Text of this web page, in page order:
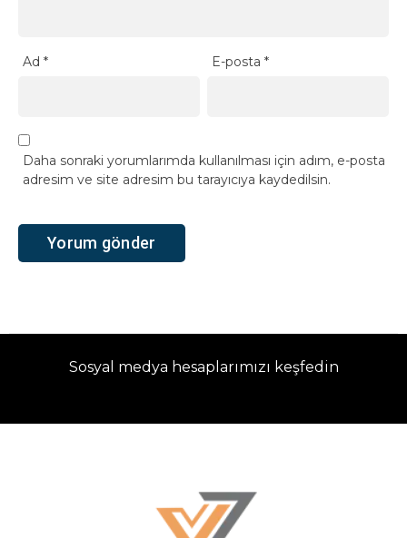
Ad * E-posta*
Daha sonraki yorumlarımda kullanılması için adım, e-posta
adresim ve site adresim bu tarayıcıya kaydedilsin.
Sosyal medya hesaplarımızı keşfedin